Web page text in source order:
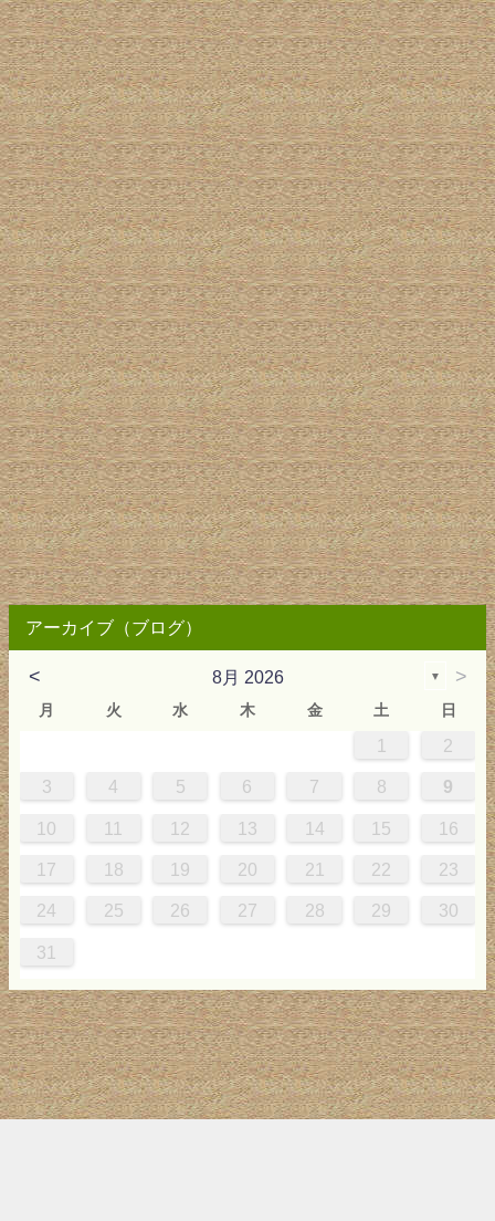
アーカイブ（ブログ）
< 8月 2026 ▼ >
月 火 水 木 金 土 日
1 2
3 4 5 6 7 8 9
10 11 12 13 14 15 16
17 18 19 20 21 22 23
24 25 26 27 28 29 30
31